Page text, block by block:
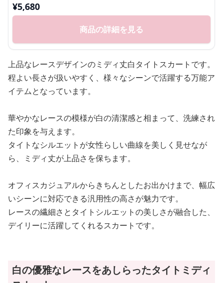
¥5,680
商品の詳細を見る
上品なレースデザインのミディ丈白タイトスカートです。
程よい長さが扱いやすく、様々なシーンで活躍する万能ア
イテムとなっています。
華やかなレースの模様が白の清潔感と相まって、洗練され
た印象を与えます。
タイトなシルエットが女性らしい曲線を美しく見せなが
ら、ミディ丈が上品さを保ちます。
オフィスカジュアルからきちんとしたお出かけまで、幅広
いシーンに対応できる汎用性の高さが魅力です。
レースの繊細さとタイトシルエットの美しさが融合した、
デイリーに活躍してくれるスカートです。
白の優雅なレースをあしらったタイトミディ